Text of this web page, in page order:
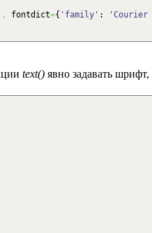
, fontdict={ 'family' : 'Courier
text() явно задавать